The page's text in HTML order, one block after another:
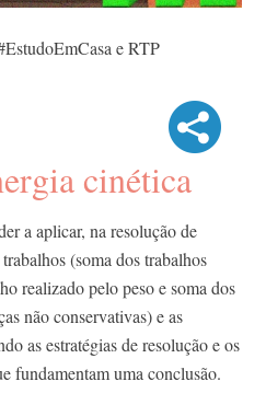
e RTP
cinética
a aplicar, na resolução de
(soma dos trabalhos
realizado pelo peso e soma dos
não conservativas) e as
as estratégias de resolução e os
fundamentam uma conclusão.